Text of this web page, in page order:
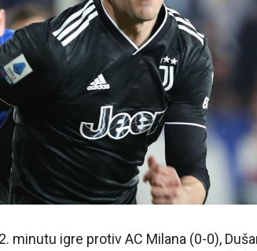
minutu igre protiv AC Milana (0-0),